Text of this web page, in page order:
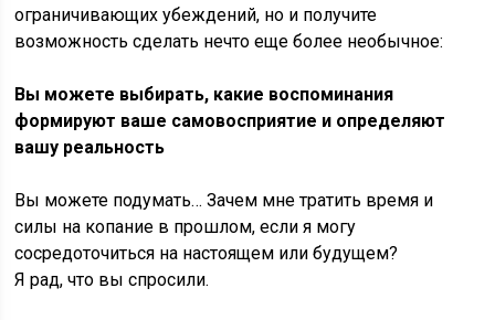
ограничивающих убеждений, но и получите
возможность сделать нечто еще более необычное:
Вы можете выбирать, какие воспоминания
формируют ваше самовосприятие и определяют
вашу реальность
Вы можете подумать… Зачем мне тратить время и
силы на копание в прошлом, если я могу
сосредоточиться на настоящем или будущем?
Я рад, что вы спросили.